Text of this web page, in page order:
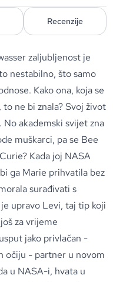
Recenzije
zaljubljenost je
nestabilno, što samo
Kako ona, koja se
ne bi znala? Svoj život
akademski svijet zna
muškarci, pa se Bee
Kada joj NASA
ga Marie prihvatila bez
surađivati s
upravo Levi, taj tip koji
za vrijeme
jako privlačan -
očiju - partner u novom
u NASA-i, hvata u